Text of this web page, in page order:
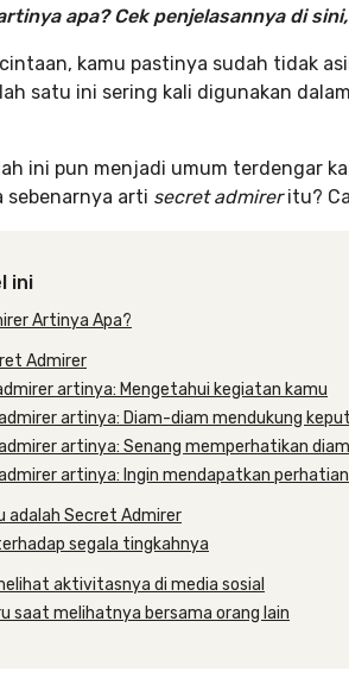
apa? Cek penjelasannya di
kamu pastinya sudah tidak
satu ini sering kali digunakan
ini pun menjadi umum terdengar
sebenarnya arti secret admireritu?
ini
Artinya Apa?
Admirer
artinya: Mengetahui kegiatan kamu
artinya: Diam-diam mendukung
artinya: Senang memperhatikan
artinya: Ingin mendapatkan perhatian
adalah Secret Admirer
segala tingkahnya
aktivitasnya di media sosial
saat melihatnya bersama orang lain